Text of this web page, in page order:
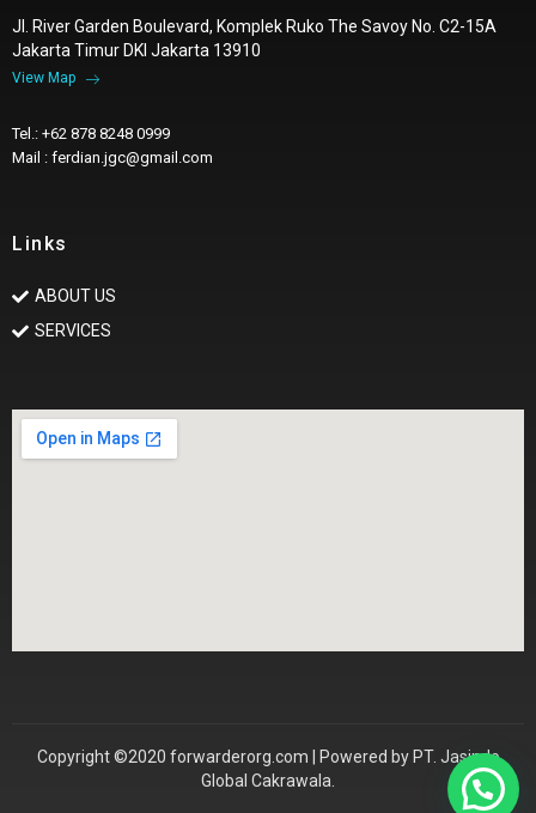
Jl. River Garden Boulevard, Komplek Ruko The Savoy No. C2-15A
Jakarta Timur DKI Jakarta 13910
View Map
Tel.: +62 878 8248 0999
Mail : ferdian.jgc@gmail.com
Links
ABOUT US
SERVICES
Copyright ©2020 forwarderorg.com | Powered by PT. Jasindo
Global Cakrawala.
Konsultasi Sekarang